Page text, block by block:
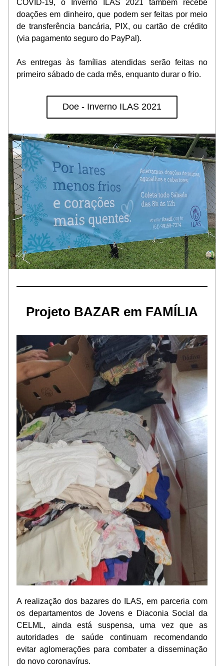
COVID-19, o Inverno ILAS 2021 também recebe
doações em dinheiro, que podem ser feitas por meio
de transferência bancária, PIX, ou cartão de crédito
(via pagamento seguro do PayPal).
As entregas às famílias atendidas serão feitas no
primeiro sábado de cada mês, enquanto durar o frio.
Doe - Inverno ILAS 2021
Projeto BAZAR em FAMÍLIA
A realização dos bazares do ILAS, em parceria com
os departamentos de Jovens e Diaconia Social da
CELML, ainda está suspensa, uma vez que as
autoridades de saúde continuam recomendando
evitar aglomerações para combater a disseminação
do novo coronavírus.